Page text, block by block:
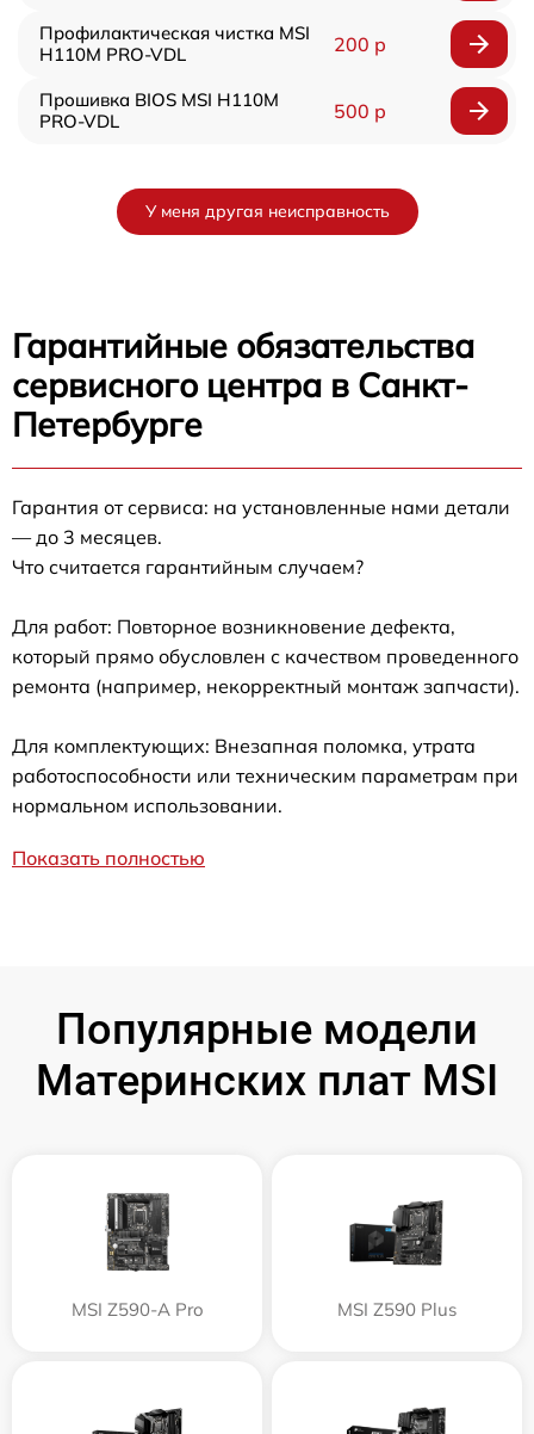
Профилактическая чистка MSI
H110M PRO-VDL
200 р
Прошивка BIOS MSI H110M
PRO-VDL
500 р
У меня другая неисправность
Гарантийные обязательства
сервисного центра в Санкт-
Петербурге
Гарантия от сервиса: на установленные нами детали
— до 3 месяцев.
Что считается гарантийным случаем?
Для работ: Повторное возникновение дефекта,
который прямо обусловлен с качеством проведенного
ремонта (например, некорректный монтаж запчасти).
Для комплектующих: Внезапная поломка, утрата
работоспособности или техническим параметрам при
нормальном использовании.
Показать полностью
Популярные модели
Материнских плат MSI
MSI Z590-A Pro MSI Z590 Plus